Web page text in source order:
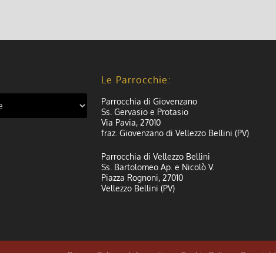
Le Parrocchie:
Parrocchia di Giovenzano
Ss. Gervasio e Protasio
Via Pavia, 27010
fraz. Giovenzano di Vellezzo Bellini (PV)
Parrocchia di Vellezzo Bellini
Ss. Bartolomeo Ap. e Nicolò V.
Piazza Rognoni, 27010
Vellezzo Bellini (PV)